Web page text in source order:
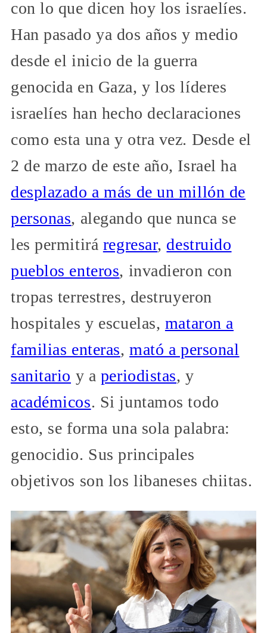
con lo que dicen hoy los israelíes.
Han pasado ya dos años y medio
desde el inicio de la guerra
genocida en Gaza, y los líderes
israelíes han hecho declaraciones
como esta una y otra vez. Desde el
2 de marzo de este año, Israel ha
desplazado a más de un millón de
personas, alegando que nunca se
les permitirá regresar, destruido
pueblos enteros, invadieron con
tropas terrestres, destruyeron
hospitales y escuelas, mataron a
familias enteras,mató a personal
sanitario y a periodistas, y
académicos. Si juntamos todo
esto, se forma una sola palabra:
genocidio. Sus principales
objetivos son los libaneses chiitas.